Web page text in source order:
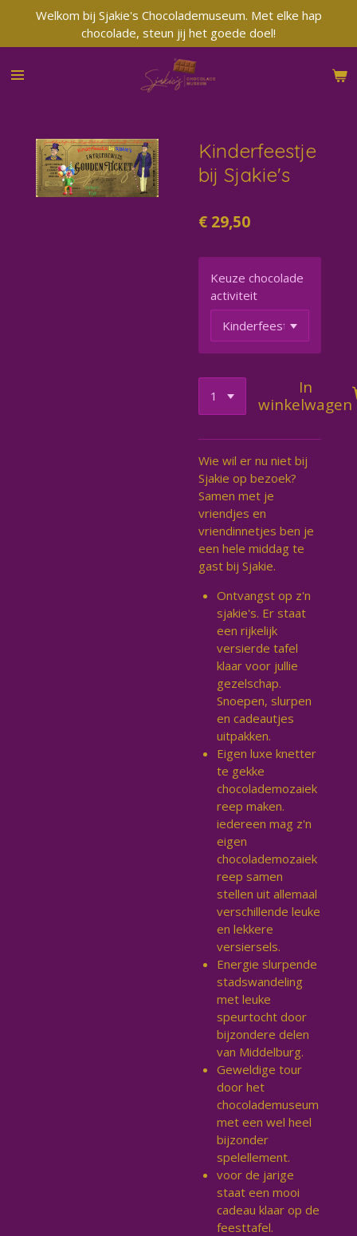
naar
de
Welkom bij Sjakie's Chocolademuseum. Met elke hap
chocolade, steun jij het goede doel!
Kinderfeestje
bij Sjakie's
€ 29,50
Keuze chocolade
activiteit
In
winkelwagen
Wie wil er nu niet bij
Sjakie op bezoek?
Samen met je
vriendjes en
vriendinnetjes ben je
een hele middag te
gast bij Sjakie.
Ontvangst op z'n
sjakie's. Er staat
een rijkelijk
versierde tafel
klaar voor jullie
gezelschap.
Snoepen, slurpen
en cadeautjes
uitpakken.
Eigen luxe knetter
te gekke
chocolademozaiek
reep maken.
iedereen mag z'n
eigen
chocolademozaiek
reep samen
stellen uit allemaal
verschillende leuke
en lekkere
versiersels.
Energie slurpende
stadswandeling
met leuke
speurtocht door
bijzondere delen
van Middelburg.
Geweldige tour
door het
chocolademuseum
met een wel heel
bijzonder
spelellement.
voor de jarige
staat een mooi
cadeau klaar op de
feesttafel.